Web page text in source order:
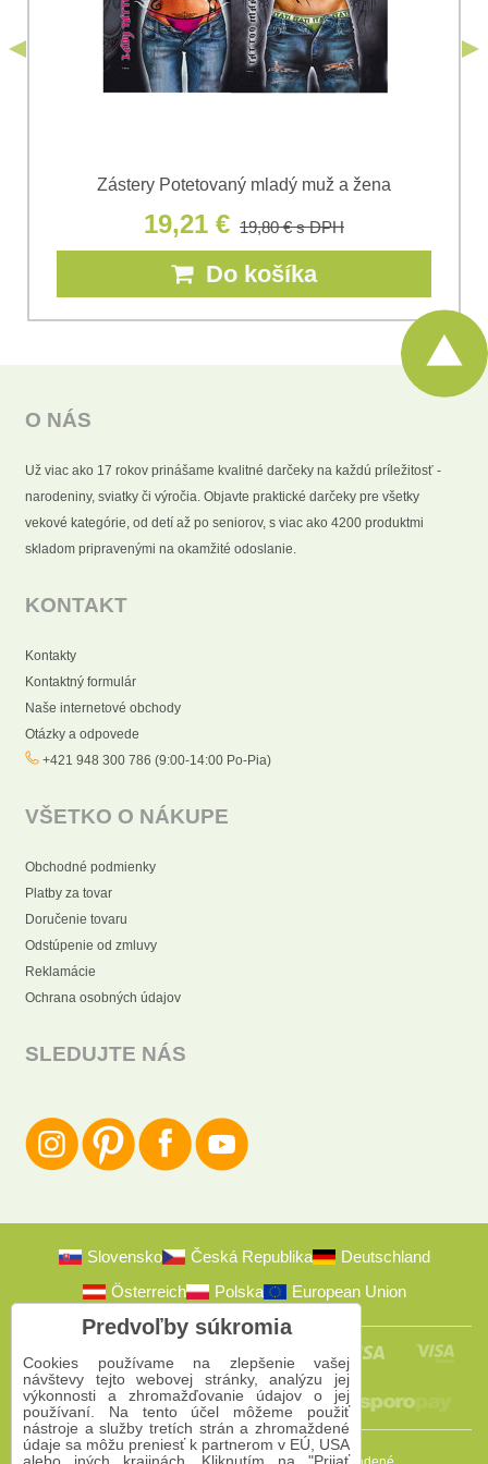
Zástery Potetovaný mladý muž a žena
19,21 € 19,80 €s DPH
Do košíka
O NÁS
Už viac ako 17 rokov prinášame kvalitné darčeky na každú príležitosť -
narodeniny, sviatky či výročia. Objavte praktické darčeky pre všetky
vekové kategórie, od detí až po seniorov, s viac ako 4200 produktmi
skladom pripravenými na okamžité odoslanie.
KONTAKT
Kontakty
Kontaktný formulár
Naše internetové obchody
Otázky a odpovede
+421 948 300 786 (9:00-14:00 Po-Pia)
VŠETKO O NÁKUPE
Obchodné podmienky
Platby za tovar
Doručenie tovaru
Odstúpenie od zmluvy
Reklamácie
Ochrana osobných údajov
SLEDUJTE NÁS
Slovensko Česká Republika
Deutschland
Österreich
Polska European Union
Predvoľby súkromia
Cookies používame na zlepšenie vašej
návštevy tejto webovej stránky, analýzu jej
výkonnosti a zhromažďovanie údajov o jej
používaní. Na tento účel môžeme použiť
nástroje a služby tretích strán a zhromaždené
údaje sa môžu preniesť k partnerom v EÚ, USA